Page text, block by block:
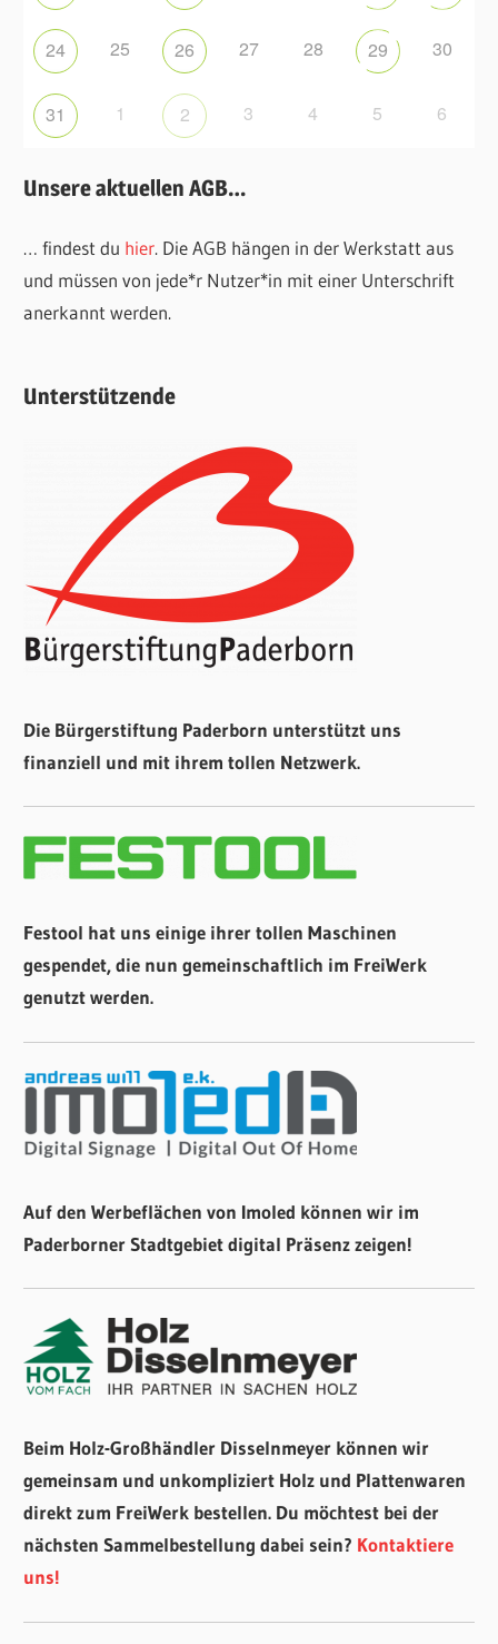
24 25 26 27 28 29 30
31 1 2 3 4 5 6
Unsere aktuellen AGB…
… findest du hier. Die AGB hängen in der Werkstatt aus
und müssen von jede*r Nutzer*in mit einer Unterschrift
anerkannt werden.
Unterstützende
Die Bürgerstiftung Paderborn unterstützt uns
finanziell und mit ihrem tollen Netzwerk.
Festool hat uns einige ihrer tollen Maschinen
gespendet, die nun gemeinschaftlich im FreiWerk
genutzt werden.
Auf den Werbeflächen von Imoled können wir im
Paderborner Stadtgebiet digital Präsenz zeigen!
Beim Holz-Großhändler Disselnmeyer können wir
gemeinsam und unkompliziert Holz und Plattenwaren
direkt zum FreiWerk bestellen. Du möchtest bei der
nächsten Sammelbestellung dabei sein? Kontaktiere
uns!